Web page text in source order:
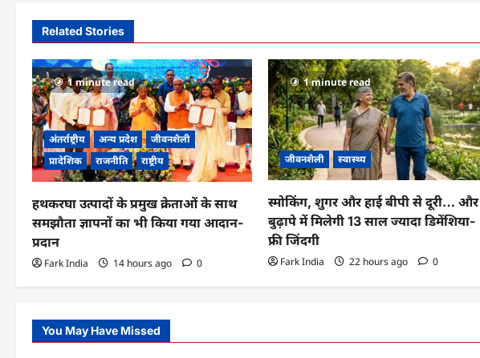
n
a
v
i
g
a
t
i
o
n
Related Stories
1 minute read
अंतर्राष्ट्रीय अन्य प्रदेश
जीवनशैली
प्रादेशिक
राजनीति राष्ट्रीय
हथकरघा उत्पादों के प्रमुख क्रेताओं के साथ
समझौता ज्ञापनों का भी किया गया आदान-
प्रदान
Fark India 14 hours ago 0
1 minute read
जीवनशैली स्वास्थ्य
स्मोकिंग, शुगर और हाई बीपी से दूरी… और
बुढ़ापे में मिलेगी 13 साल ज्यादा डिमेंशिया-
फ्री जिंदगी
Fark India 22 hours ago 0
You May Have Missed